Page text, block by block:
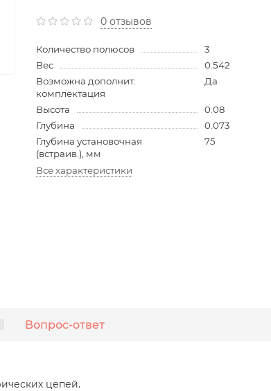
0 отзывов
Количество полюсов
3
Вес
0.542
Возможна дополнит.
комплектация
Да
Высота
0.08
Глубина
0.073
Глубина установочная
(встраив.), мм
75
Все характеристики
Вопрос-ответ
цепей.